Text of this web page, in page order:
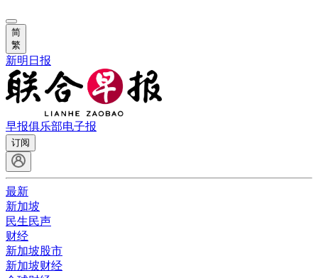
简
繁
新明日报
早报俱乐部电子报
订阅
最新
新加坡
民生民声
财经
新加坡股市
新加坡财经